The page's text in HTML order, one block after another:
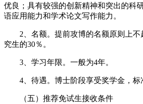
优良；具有较强的创新精神和突出的科
语应用能力和学术论文写作能力。
2、名额。提前攻博的名额原则上不
究生的30％。
3、学习年限。一般为4年。
4、待遇。博士阶段享受奖学金，标
（五）推荐免试生接收条件